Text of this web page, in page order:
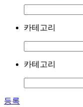
카테고리
카테고리
등록